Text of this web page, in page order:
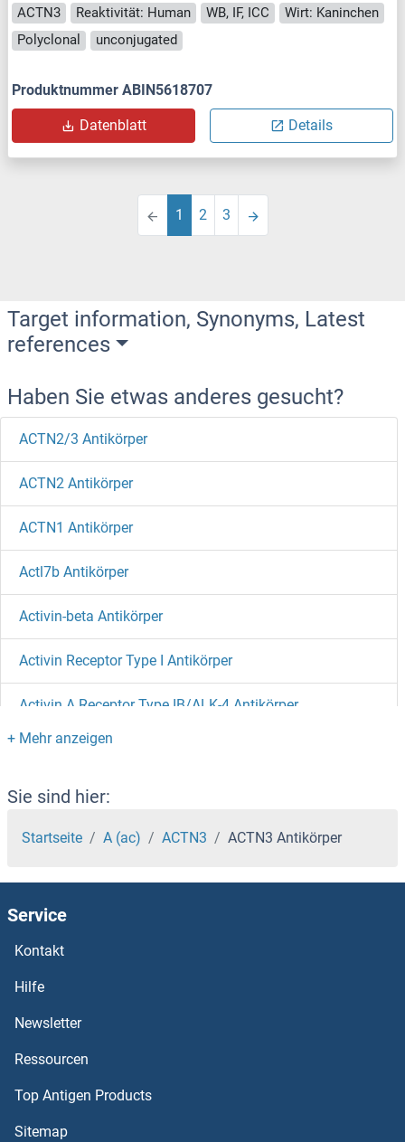
ACTN3 Reaktivität: Human WB, IF, ICC
Wirt: Kaninchen
Polyclonal
unconjugated
Produktnummer ABIN5618707
Datenblatt Details
1 2 3
Target information, Synonyms, Latest
references
Haben Sie etwas anderes gesucht?
ACTN2/3 Antikörper
ACTN2 Antikörper
ACTN1 Antikörper
Actl7b Antikörper
Activin-beta Antikörper
Activin Receptor Type I Antikörper
Activin A Receptor Type IB/ALK-4 Antikörper
Activator of Basal Transcription 1 Antikörper
Activating Transcription Factor 7 Antikörper
Activated Leukocyte Cell Adhesion Molecule Antikörper
Actin, gamma 1 Antikörper
Actin, Beta, gamma Antikörper
Actin, alpha 2, Smooth Muscle, Aorta Antikörper
Actin, alpha 1, Skeletal Muscle Antikörper
Actin-Related Protein 2 Antikörper
Sie sind hier:
Startseite A (ac) ACTN3 ACTN3 Antikörper
Service
Kontakt
Hilfe
Newsletter
Ressourcen
Top Antigen Products
Sitemap